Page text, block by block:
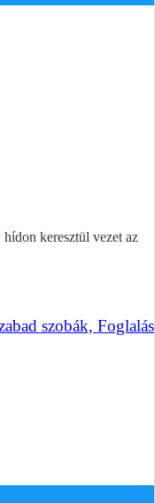
keresztül vezet az
szobák, Foglalás